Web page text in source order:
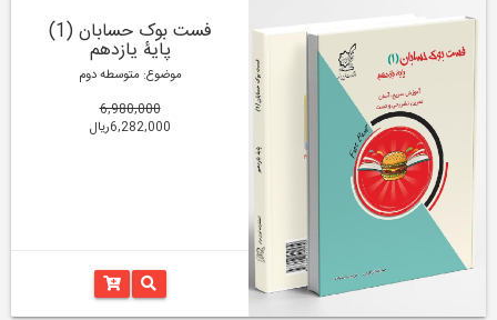
فست بوک حسابان (1)
پایۀ یازدهم
موضوع: متوسطه دوم
6,980,000
6,282,000ریال